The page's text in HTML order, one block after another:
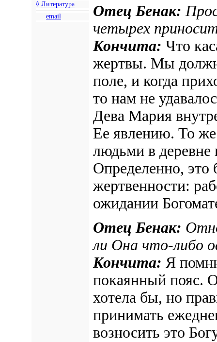
◊ Литература
email
Отец Бенак:
четырех
Кончита: Что
жертвы. Мы
поле, и когда
то нам не
Дева Мария
Ее явлению. То
людьми в
Определенно, это
жертвенности:
ожидании
Отец Бенак:
ли Она что-либо
Кончита: Я
покаянный пояс.
хотела бы, но
принимать
возносить это